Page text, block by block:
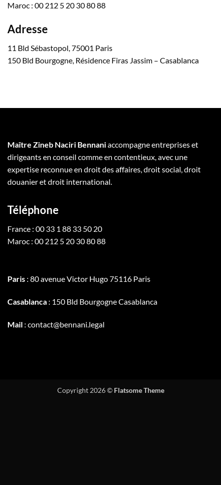
Maroc : 00 212 5 20 30 80 88
Adresse
11 Bld Sébastopol, 75001 Paris
150 Bld Bourgogne, Résidence Firas Jassim – Casablanca
Maître Zineb Naciri Bennaniaccompagne entreprises et
dirigeants en conseil comme en contentieux, avec une
expertise reconnue en droit des affaires, droit social, droit
douanier et droit international.
Téléphone
France : 00 33 1 88 33 50 20
Maroc : 00 212 5 20 30 80 88
Paris : 80 avenue Victor Hugo 75116 Paris
Casablanca : 150 Bld Bourgogne Casablanca
Mail : contact@bennani.legal
Copyright 2026 © Flatsome Theme